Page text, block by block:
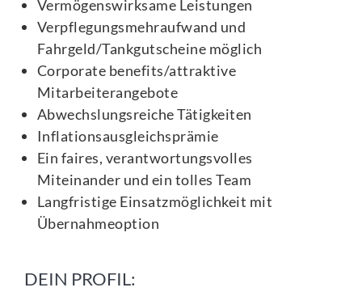
Vermögenswirksame Leistungen
Verpflegungsmehraufwand und
Fahrgeld/Tankgutscheine möglich
Corporate benefits/attraktive
Mitarbeiterangebote
Abwechslungsreiche Tätigkeiten
Inflationsausgleichsprämie
Ein faires, verantwortungsvolles
Miteinander und ein tolles Team
Langfristige Einsatzmöglichkeit mit
Übernahmeoption
DEIN PROFIL: